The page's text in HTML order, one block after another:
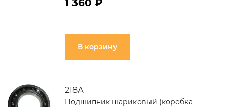
1 360 ₽
В корзину
218А
Подшипник шариковый (коробка